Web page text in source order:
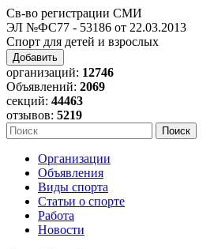
Св-во регистрации СМИ
ЭЛ №ФС77 - 53186 от 22.03.2013
Спорт для детей и взрослых
Добавить
организаций: 12746
Объявлений: 2069
секций: 44463
отзывов: 5219
Организации
Объявления
Виды спорта
Статьи о спорте
Работа
Новости